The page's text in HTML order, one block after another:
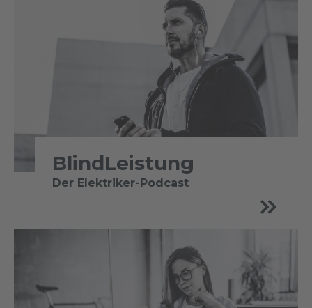
BlindLeistung
Der Elektriker-Podcast